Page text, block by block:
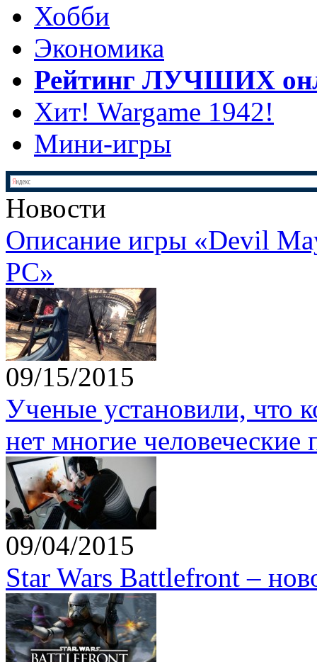
Хобби
Экономика
Рейтинг ЛУЧШИХ
Хит! Wargame 1942!
Мини-игры
Новости
Описание игры «Devil
PC»
09/15/2015
Ученые установили, что
нет многие человеческие
09/04/2015
Star Wars Battlefront –